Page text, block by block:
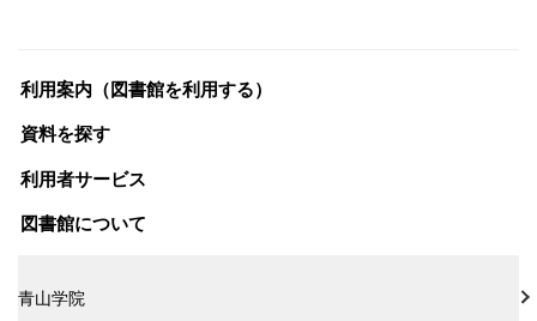
利用案内（図書館を利用する）
資料を探す
利用者サービス
図書館について
青山学院